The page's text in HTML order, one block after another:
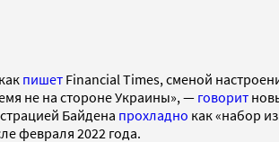
пишет Financial Times, сменой
не на стороне Украины», — говорит
Байдена прохладно как «набор
февраля 2022 года.